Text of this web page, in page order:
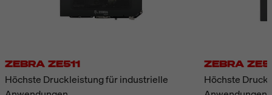
ZEBRA ZE511
Höchste Druckleistung für industrielle
ZEBRA
Höchste